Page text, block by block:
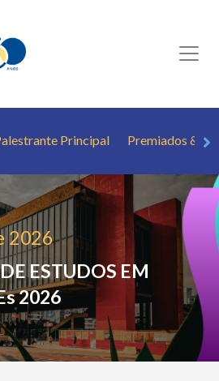
Principal Premiados &
2026
ESTUDOS EM
2026